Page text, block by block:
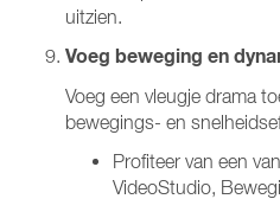
uitzien.
Voeg beweging en
Voeg een vleugje drama
bewegings- en
Profiteer van een
VideoStudio,